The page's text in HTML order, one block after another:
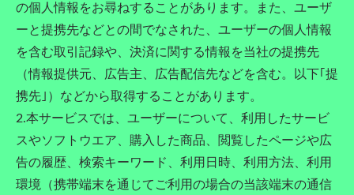
の個人情報をお尋ねすることがあります。また、ユーザ
ーと提携先などとの間でなされた、ユーザーの個人情報
を含む取引記録や、決済に関する情報を当社の提携先
（情報提供元、広告主、広告配信先などを含む。以下｢提
携先｣）などから取得することがあります。
2.本サービスでは、ユーザーについて、利用したサービ
スやソフトウエア、購入した商品、閲覧したページや広
告の履歴、検索キーワード、利用日時、利用方法、利用
環境（携帯端末を通じてご利用の場合の当該端末の通信